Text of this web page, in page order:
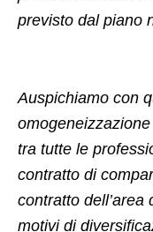
previsto dal piano
Auspichiamo con
tra tutte le
contratto di
contratto
motivi di